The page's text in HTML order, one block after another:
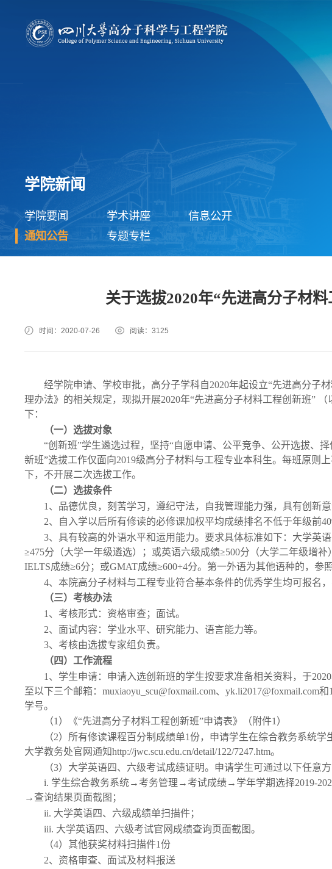
学院新闻
学院要闻 学术讲座
信息公开
通知公告
专题专栏
关于选拔2020年“先进高分子材
时间：2020-07-26 阅读： 3125
经学院申请、学校审批，高分子学科自2020年起设立“先进高分子
理办法》的相关规定，现拟开展2020年“先进高分子材料工程创新班” （
下：
（一）选拔对象
“创新班”学生遴选过程，坚持“自愿申请、公平竞争、公开选拔、择
新班”选拔工作仅面向2019级高分子材料与工程专业本科生。每班原则
下，不开展二次选拔工作。
（二）选拔条件
1、品德优良，刻苦学习，遵纪守法，自我管理能力强，具有创新意
2、自入学以后所有修读的必修课加权平均成绩排名不低于年级前
3、具有较高的外语水平和运用能力。要求具体标准如下：大学英
≥475分（大学一年级遴选）；或英语六级成绩≥500分（大学二年级增
IELTS成绩≥6分；或GMAT成绩≥600+4分。第一外语为其他语种的，参照
4、本院高分子材料与工程专业符合基本条件的优秀学生均可报名
（三）考核办法
1、考核形式：资格审查；面试。
2、面试内容：学业水平、研究能力、语言能力等。
3、考核由选拔专家组负责。
（四）工作流程
1、 学生申请：申请入选创新班的学生按要求准备相关资料，于
至以下三个邮箱：muxiaoyu_scu@foxmail.com、yk.li2017@foxmail.com和
学号。
（1 ）《“先进高分子材料工程创新班”申请表》（附件1）
（2）所有修读课程百分制成绩单1份，申请学生在综合教务系统
大学教务处官网通知http://jwc.scu.edu.cn/detail/122/7247.htm。
（3）大学英语四、六级考试成绩证明。申请学生可通过以下任意方
i. 学生综合教务系统→考务管理→考试成绩→学年学期选择2019-
→查询结果页面截图；
ii. 大学英语四、六级成绩单扫描件；
iii. 大学英语四、六级考试官网成绩查询页面截图。
（4）其他获奖材料扫描件1份
2、资格审查、面试及材料报送